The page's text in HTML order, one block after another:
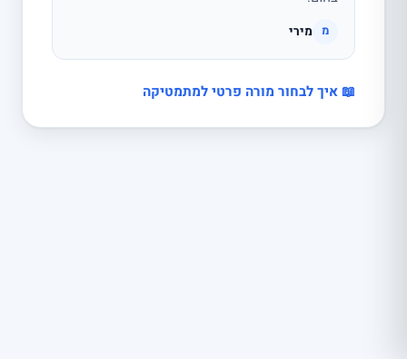
מ מירי
📖 איך לבחור מורה פרטי למתמטיקה